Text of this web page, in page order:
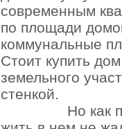
современным
по площади
коммунальные
Стоит купить
земельного
стенкой.
Но как